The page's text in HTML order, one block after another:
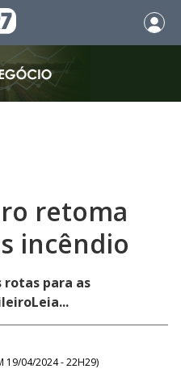
retoma
incêndio
rotas para as
19/04/2024 - 22H29)